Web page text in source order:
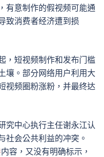
有意制作的假视频可能通
致消费者经济遭到损
，短视频制作和发布门槛
壤。部分网络用户利用大
视频圈粉涨粉，并最终达
究中心执行主任谢永江认
社会公共利益的冲突。
内容，又没有明确标示，